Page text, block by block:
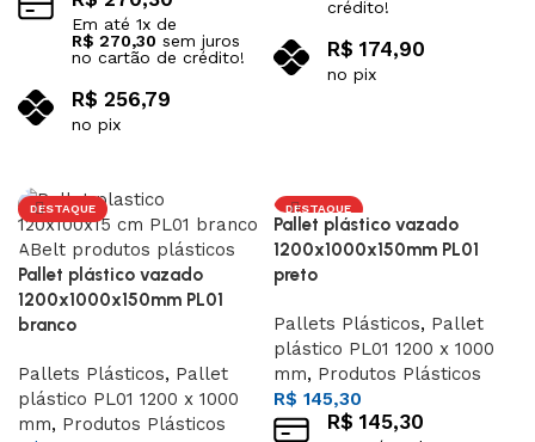
Em até 1x de
R$ 270,30 sem juros
no cartão de crédito!
R$ 256,79
no pix
crédito!
R$ 174,90
no pix
DESTAQUE
Pallet plástico vazado
1200x1000x150mm PL01
branco
Pallets Plásticos, Pallet
plástico PL01 1200 x 1000
mm, Produtos Plásticos
DESTAQUE
Pallet plástico vazado
1200x1000x150mm PL01
preto
Pallets Plásticos, Pallet
plástico PL01 1200 x 1000
mm, Produtos Plásticos
R$ 145,30
R$ 145,30